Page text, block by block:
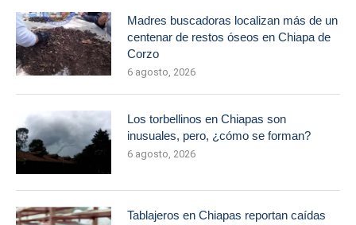
Madres buscadoras localizan más de un
centenar de restos óseos en Chiapa de
Corzo
6 agosto, 2026
Los torbellinos en Chiapas son
inusuales, pero, ¿cómo se forman?
6 agosto, 2026
Tablajeros en Chiapas reportan caídas